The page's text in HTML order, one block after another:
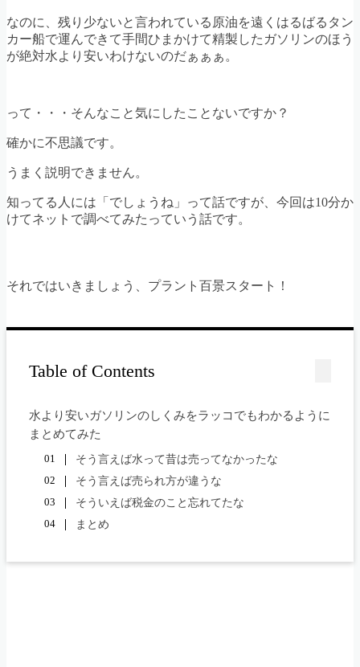
なのに、残り少ないと言われている原油を遠くはるばるタン
カー船で運んできて手間ひまかけて精製したガソリンのほう
が絶対水より安いわけないのだぁぁぁ。
って・・・そんなこと気にしたことないですか？
確かに不思議です。
うまく説明できません。
知ってる人には「でしょうね」って話ですが、今回は10分か
けてネットで調べてみたっていう話です。
それではいきましょう、プラント百景スタート！
Table of Contents
水より安いガソリンのしくみをラッコでもわかるように
まとめてみた
そう言えば水って昔は売ってなかったな
そう言えば売られ方が違うな
そういえば税金のこと忘れてたな
まとめ